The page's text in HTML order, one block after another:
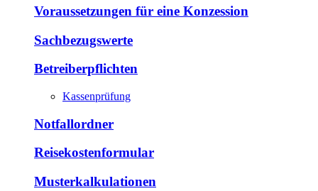
Voraussetzungen für eine Konzession
Sachbezugswerte
Betreiberpflichten
Kassenprüfung
Notfallordner
Reisekostenformular
Musterkalkulationen